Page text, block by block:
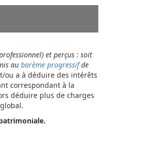
et perçus : soit
au barème progressifde
ou a à déduire des intérêts
correspondant à la
déduire plus de charges